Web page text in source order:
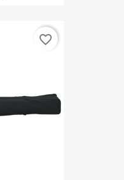
favorite_border